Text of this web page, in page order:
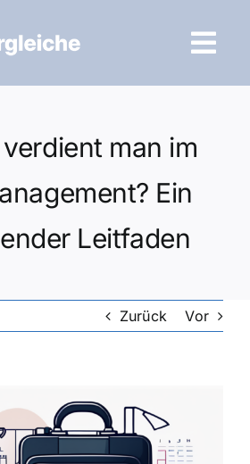
man im
Ein
Leitfaden
Zurück Vor